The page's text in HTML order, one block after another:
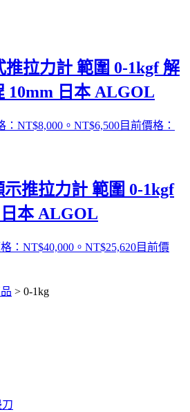
拉力計 範圍 0-1kgf 解
10mm 日本 ALGOL
：NT$8,000。 NT$6,500目前價格：
推拉力計 範圍 0-1kgf
本 ALGOL
：NT$40,000。 NT$25,620目前價
> 0-1kg